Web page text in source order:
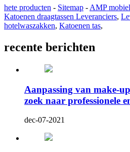
hete producten - Sitemap - AMP mobiel
Katoenen draagtassen Leveranciers,
hotelwaszakken, Katoenen tas,
recente berichten
Aanpassing van make-
zoek naar professionele
dec-07-2021